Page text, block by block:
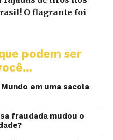
O flagrante foi
podem ser
em uma sacola
fraudada mudou o